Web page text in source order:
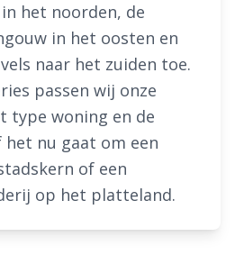
het noorden, de
in het oosten en
naar het zuiden toe.
passen wij onze
type woning en de
het nu gaat om een
of een
op het platteland.